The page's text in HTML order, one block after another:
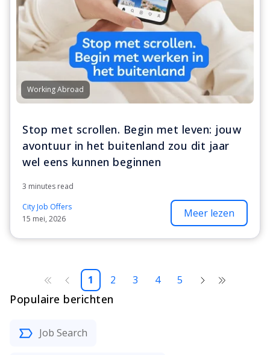
Populaire berichten
Job Search
Working Abroad
Stop met scrollen. Begin met leven: jouw
avontuur in het buitenland zou dit jaar
wel eens kunnen beginnen
3 minutes read
City Job Offers
15 mei, 2026
Meer lezen
1 2 3 4 5